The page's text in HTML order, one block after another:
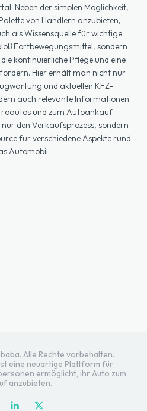
Neben der simplen Möglichkeit,
von Händlern anzubieten,
als Wissensquelle für wichtige
Fortbewegungsmittel, sondern
kontinuierliche Pflege und eine
Hier erhält man nicht nur
und aktuellen KFZ-
auch relevante Informationen
und zum Autoankauf-
den Verkaufsprozess, sondern
für verschiedene Aspekte rund
Automobil.
Alle Rechte vorbehalten.
eine neuartige Plattform für
ermöglicht, ihr Auto zum
anzubieten.